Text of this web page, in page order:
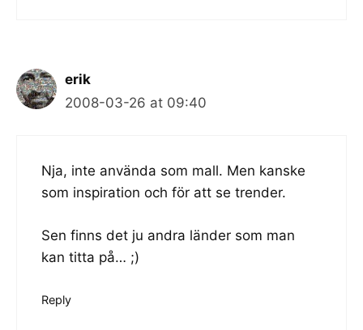
erik
2008-03-26 at 09:40
Nja, inte använda som mall. Men kanske
som inspiration och för att se trender.
Sen finns det ju andra länder som man
kan titta på… ;)
Reply